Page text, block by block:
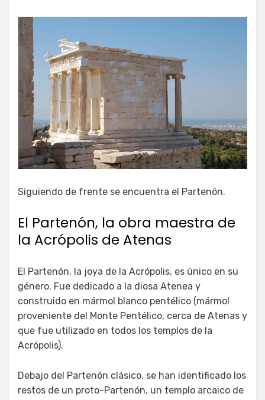
Siguiendo de frente se encuentra el Partenón.
El Partenón, la obra maestra de
la Acrópolis de Atenas
El Partenón, la joya de la Acrópolis, es único en su
género. Fue dedicado a la diosa Atenea y
construido en mármol blanco pentélico (mármol
proveniente del Monte Pentélico, cerca de Atenas y
que fue utilizado en todos los templos de la
Acrópolis).
Debajo del Partenón clásico, se han identificado los
restos de un proto-Partenón, un templo arcaico de